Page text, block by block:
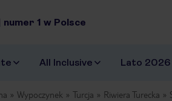
numer 1 w Polsce
All Inclusive Lato 2026
Wypoczynek Turcja Riwiera Turecka